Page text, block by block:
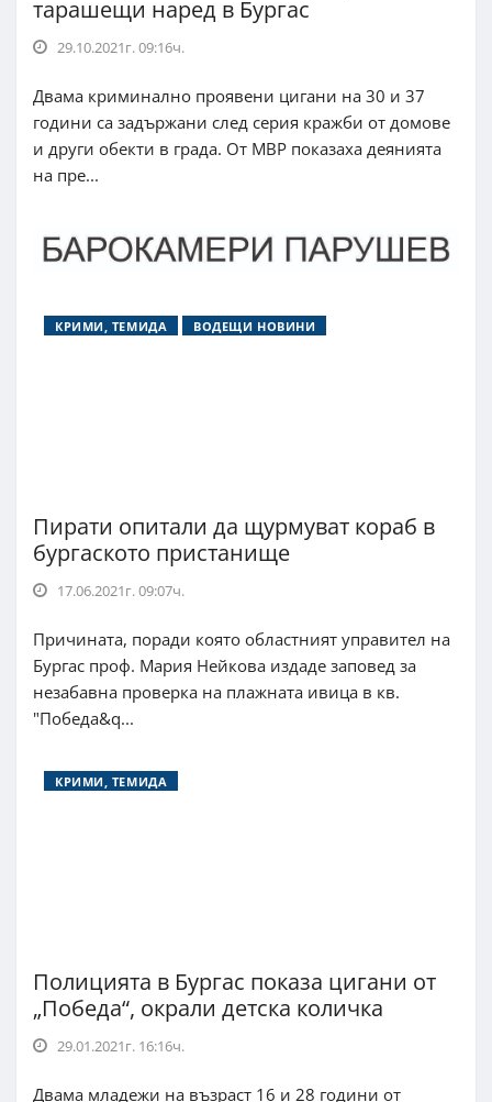
тарашещи наред в Бургас
29.10.2021г. 09:16ч.
Двама криминално проявени цигани на 30 и 37
години са задържани след серия кражби от домове
и други обекти в града. От МВР показаха деянията
на пре...
КРИМИ, ТЕМИДА ВОДЕЩИ НОВИНИ
Пирати опитали да щурмуват кораб в
бургаското пристанище
17.06.2021г. 09:07ч.
Причината, поради която областният управител на
Бургас проф. Мария Нейкова издаде заповед за
незабавна проверка на плажната ивица в кв.
"Победа&q...
КРИМИ, ТЕМИДА
Полицията в Бургас показа цигани от
„Победа“, окрали детска количка
29.01.2021г. 16:16ч.
Двама младежи на възраст 16 и 28 години от